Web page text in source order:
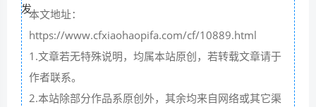
本文地址：
https://www.cfxiaohaopifa.com/cf/10889.html
1.文章若无特殊说明，均属本站原创，若转载文章请于
作者联系。
2.本站除部分作品系原创外，其余均来自网络或其它渠